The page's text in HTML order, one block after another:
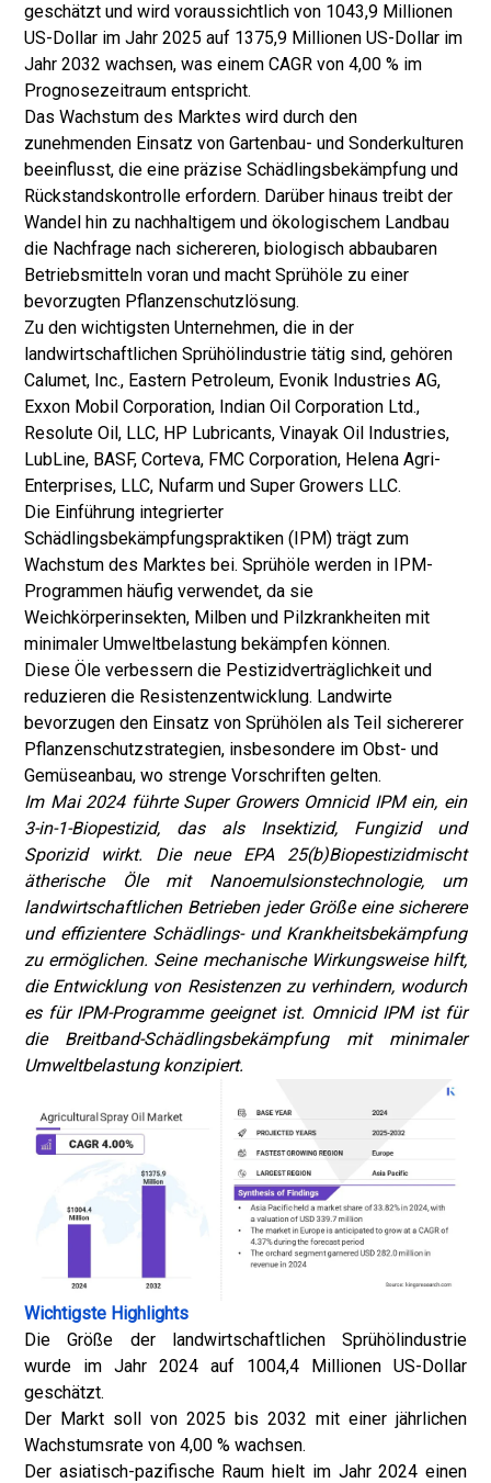
geschätzt und wird voraussichtlich von 1043,9 Millionen
US-Dollar im Jahr 2025 auf 1375,9 Millionen US-Dollar im
Jahr 2032 wachsen, was einem CAGR von 4,00 % im
Prognosezeitraum entspricht.
Das Wachstum des Marktes wird durch den
zunehmenden Einsatz von Gartenbau- und Sonderkulturen
beeinflusst, die eine präzise Schädlingsbekämpfung und
Rückstandskontrolle erfordern. Darüber hinaus treibt der
Wandel hin zu nachhaltigem und ökologischem Landbau
die Nachfrage nach sichereren, biologisch abbaubaren
Betriebsmitteln voran und macht Sprühöle zu einer
bevorzugten Pflanzenschutzlösung.
Zu den wichtigsten Unternehmen, die in der
landwirtschaftlichen Sprühölindustrie tätig sind, gehören
Calumet, Inc., Eastern Petroleum, Evonik Industries AG,
Exxon Mobil Corporation, Indian Oil Corporation Ltd.,
Resolute Oil, LLC, HP Lubricants, Vinayak Oil Industries,
LubLine, BASF, Corteva, FMC Corporation, Helena Agri-
Enterprises, LLC, Nufarm und Super Growers LLC.
Die Einführung integrierter
Schädlingsbekämpfungspraktiken (IPM) trägt zum
Wachstum des Marktes bei. Sprühöle werden in IPM-
Programmen häufig verwendet, da sie
Weichkörperinsekten, Milben und Pilzkrankheiten mit
minimaler Umweltbelastung bekämpfen können.
Diese Öle verbessern die Pestizidverträglichkeit und
reduzieren die Resistenzentwicklung. Landwirte
bevorzugen den Einsatz von Sprühölen als Teil sichererer
Pflanzenschutzstrategien, insbesondere im Obst- und
Gemüseanbau, wo strenge Vorschriften gelten.
Im Mai 2024 führte Super Growers Omnicid IPM ein, ein
3-in-1-Biopestizid, das als Insektizid, Fungizid und
Sporizid wirkt. Die neue EPA 25(b)Biopestizidmischt
ätherische Öle mit Nanoemulsionstechnologie, um
landwirtschaftlichen Betrieben jeder Größe eine sicherere
und effizientere Schädlings- und Krankheitsbekämpfung
zu ermöglichen. Seine mechanische Wirkungsweise hilft,
die Entwicklung von Resistenzen zu verhindern, wodurch
es für IPM-Programme geeignet ist. Omnicid IPM ist für
die Breitband-Schädlingsbekämpfung mit minimaler
Umweltbelastung konzipiert.
Wichtigste Highlights
Die Größe der landwirtschaftlichen Sprühölindustrie
wurde im Jahr 2024 auf 1004,4 Millionen US-Dollar
geschätzt.
Der Markt soll von 2025 bis 2032 mit einer jährlichen
Wachstumsrate von 4,00 % wachsen.
Der asiatisch-pazifische Raum hielt im Jahr 2024 einen